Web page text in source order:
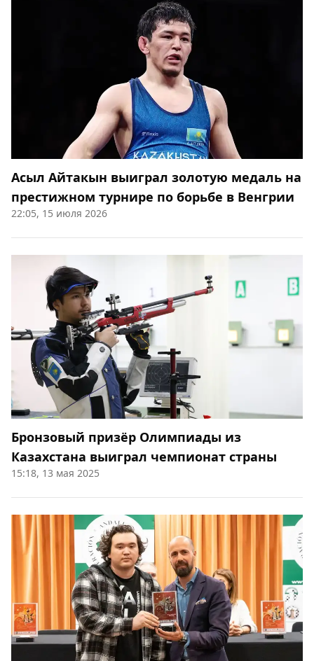
Асыл Айтакын выиграл золотую медаль на
престижном турнире по борьбе в Венгрии
22:05, 15 июля 2026
Бронзовый призёр Олимпиады из
Казахстана выиграл чемпионат страны
15:18, 13 мая 2025